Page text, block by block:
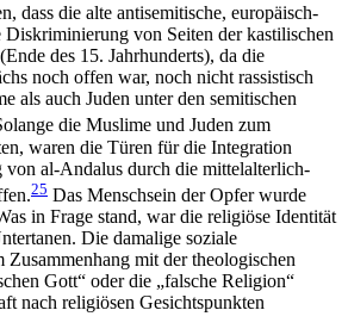
dass die alte antisemitische, europäisch-
von Seiten der kastilischen
des 15. Jahrhunderts), da die
noch offen war, noch nicht rassistisch
als auch Juden unter den semitischen
die Muslime und Juden zum
waren die Türen für die Integration
von al-Andalus durch die mittelalterlich-
25 Das Menschsein der Opfer wurde
in Frage stand, war die religiöse Identität
Die damalige soziale
mit der theologischen
Gott“ oder die „falsche Religion“
nach religiösen Gesichtspunkten